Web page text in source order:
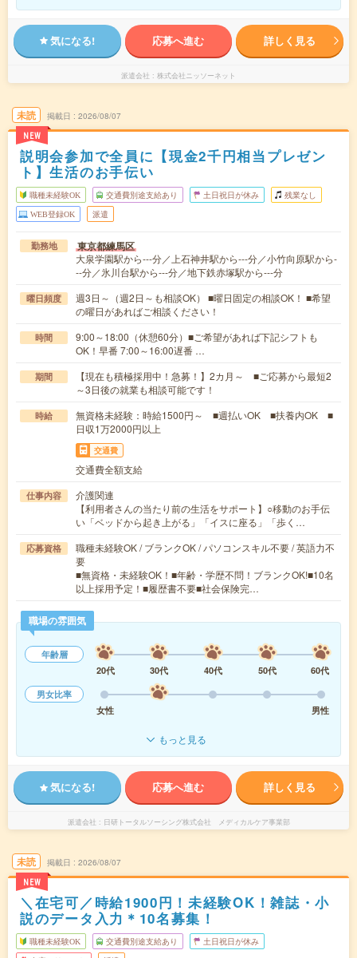
気になる! 応募へ進む 詳しく見る
派遣会社 株式会社ニッソーネット
未読
NEW
掲載日 2026/08/07
説明会参加で全員に【現金2千円相当プレゼン
ト】生活のお手伝い
職種未経験OK 交通費別途支給あり 土日祝日が休み 残業なし
WEB登録OK 派遣
勤務地 東京都練馬区
大泉学園駅から---分／上石神井駅から---分／小竹向原駅から-
--分／氷川台駅から---分／地下鉄赤塚駅から---分
曜日頻度
週3日～（週2日～も相談OK） ■曜日固定の相談OK！ ■希望
の曜日があればご相談ください！
時間
9:00～18:00（休憩60分）■ご希望があれば下記シフトも
OK！早番 7:00～16:00遅番 …
期間
【現在も積極採用中！急募！】2カ月～ ■ご応募から最短2
～3日後の就業も相談可能です！
時給
無資格未経験：時給1500円～ ■週払いOK ■扶養内OK ■
日収1万2000円以上
交通費
交通費全額支給
仕事内容
介護関連
【利用者さんの当たり前の生活をサポート】○移動のお手伝
い「ベッドから起き上がる」「イスに座る」「歩く…
応募資格
職種未経験OK / ブランクOK / パソコンスキル不要 / 英語力不
要
■無資格・未経験OK！■年齢・学歴不問！ブランクOK!■10名
以上採用予定！■履歴書不要■社会保険完…
職場の雰囲気
年齢層
20代
30代 40代 50代
60代
男女比率
女性
男性
もっと見る
気になる! 応募へ進む 詳しく見る
派遣会社 日研トータルソーシング株式会社 メディカルケア事業部
未読
NEW
掲載日 2026/08/07
＼在宅可／時給1900円！未経験OK！雑誌・小
説のデータ入力＊10名募集！
職種未経験OK 交通費別途支給あり 土日祝日が休み